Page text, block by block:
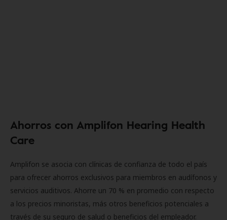
Ahorros con Amplifon Hearing Health
Care
Amplifon se asocia con clínicas de confianza de todo el país
para ofrecer ahorros exclusivos para miembros en audífonos y
servicios auditivos. Ahorre un 70 % en promedio con respecto
a los precios minoristas, más otros beneficios potenciales a
través de su seguro de salud o beneficios del empleador.